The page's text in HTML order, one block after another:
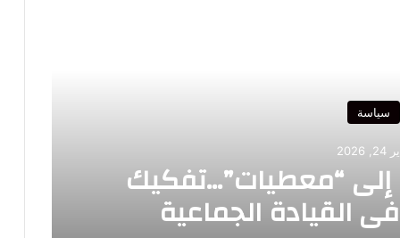
سياسة
2026
إلى “معطيات”…تفكيك
القيادة الجماعية